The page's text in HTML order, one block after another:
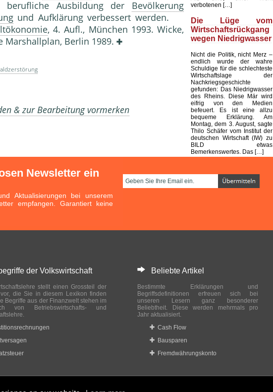
Ausbildung der Bevölkerung
und Aufklärung verbessert werden.
, 4. Aufl., München 1993. Wicke,
Marshallplan, Berlin 1989.
& zur Bearbeitung vormerken
verbotenen […]
Die Lüge vom
Wirtschaftsrückgang
wegen Niedrigwasser
Nicht die Politik, nicht Merz –
endlich wurde der wahre
Schuldige für die schlechteste
Wirtschaftslage der
Nachkriegsgeschichte
gefunden: Das Niedrigwasser
des Rheins. Diese Mär wird
eifrig von den Medien
befeuert. Es ist eine allzu
bequeme Erklärung. Am
Montag, dem 3. August, sagte
Thilo Schäfer vom Institut der
deutschen Wirtschaft (IW) zu
BILD etwas
Bemerkenswertes. Das […]
Newsletter ein
Aktualisierungen bei unserem
empfangen. Garantiert keine
der Volkswirtschaft
stellt einen Grossteil der
vor, die Sie in diesem Lexikon finden
Begriffe aus der Finanzwelt stehen im
von Betriebswirtschafts- und
Beliebte Artikel
Bestimmte Erklärungen und
Begriffsdefinitionen erfreuen sich bei
unseren Lesern ganz besonderer
Beliebtheit. Diese werden mehrmals pro
Jahr aktualisiert.
Cash Flow
Bausparen
Fremdwährungskonto